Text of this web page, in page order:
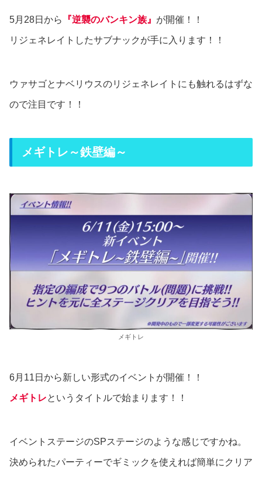
5月28日から 『逆襲のバンキン族』 が開催！！
リジェネレイトしたサブナックが手に入ります！！
ウァサゴとナベリウスのリジェネレイトにも触れるはずな
ので注目です！！
メギトレ～鉄壁編～
メギトレ
6月11日から新しい形式のイベントが開催！！
メギトレというタイトルで始まります！！
イベントステージのSPステージのような感じですかね。
決められたパーティーでギミックを使えれば簡単にクリア